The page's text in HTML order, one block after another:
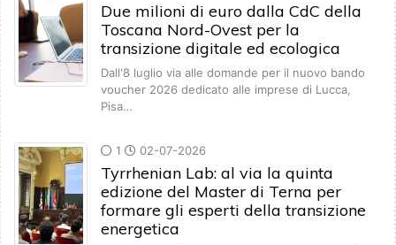
Due milioni di euro dalla CdC della
Toscana Nord-Ovest per la
transizione digitale ed ecologica
Dall'8 luglio via alle domande per il nuovo bando
voucher 2026 dedicato alle imprese di Lucca,
Pisa…
1 02-07-2026
Tyrrhenian Lab: al via la quinta
edizione del Master di Terna per
formare gli esperti della transizione
energetica